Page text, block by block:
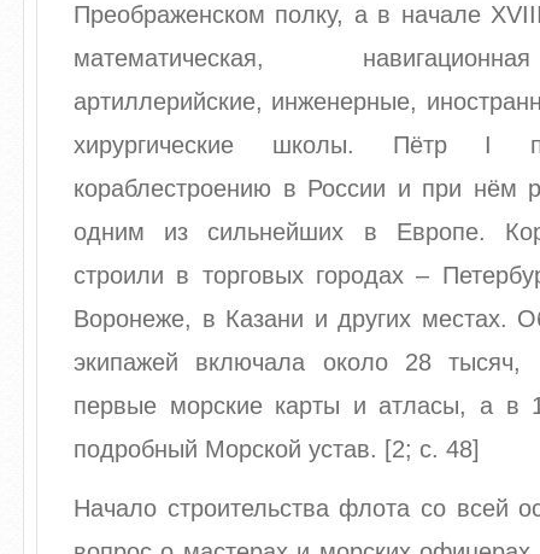
Преображенском полку, а в начале
математическая,
артиллерийские, инженерные,
хирургические школы. Пётр I
кораблестроению в России и при нём
одним из сильнейших в Европе.
строили в торговых городах –
Воронеже, в Казани и других местах.
экипажей включала около 28 тысяч,
первые морские карты и атласы, а в
подробный Морской устав. [2; с. 48]
Начало строительства флота со всей